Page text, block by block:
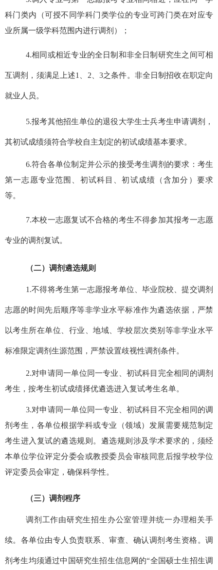
科门类内（可授不同学科门类学位的专业可跨门类在对应专
业所属一级学科范围内进行调剂）；
4.相同或相近专业的全日制和非全日制研究生之间可相
互调剂，须满足上述1 2 3之条件。非全日制招收在职定向
就业人员。
5.报考其他招生单位的退役大学生士兵考生申请调剂，
其初试成绩须符合学校自主划定的初试成绩基本要求。
6.符合各单位制定并公示的接受考生调剂的要求：考生
第一志愿专业范围、初试科目、初试成绩（含加分）要求
等。
7.本校一志愿复试不合格的考生不得参加其报考一志愿
专业的调剂复试。
（二）调剂遴选规则
1 .不得将考生第一志愿报考单位、毕业院校、提交调剂
志愿的时间先后顺序等非学业水平标准作为遴选依据， 严禁
以考生所在单位、行业、地域、学校层次类别等非学业水平
标准限定调剂生源范围，严禁设置歧视性调剂条件。
2.对申请同一单位同一专业、初试科目完全相同的调剂
考生，按考生初试成绩择优遴选进入复试考生名单。
3.对申请同一单位同一专业、初试科目不完全相同的调
剂考生，各单位根据学科或专业（领域）发展需要规范制定
考生进入复试的遴选规则。遴选规则涉及学术要求的，须经
本单位学位评定分委会或教授委员会审核同意后报学校学位
评定委员会审定，确保科学性。
（三）调剂程序
调剂工作由研究生招生办公室管理并统一办理相关手
续。各单位由专人负责联系、审查、确认调剂考生资格。调
剂考生均须通过中国研究生招生信息网的“全国硕士生招生调